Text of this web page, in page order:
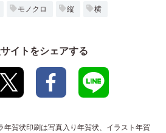
モノクロ 縦 横
イトをシェアする
年賀状印刷は写真入り年賀状、イラスト年賀